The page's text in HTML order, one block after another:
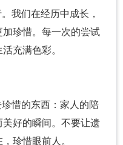
我们在经历中成长，
珍惜。每一次的尝试
充满色彩。
惜的东西：家人的陪
好的瞬间。不要让遗
珍惜眼前人。